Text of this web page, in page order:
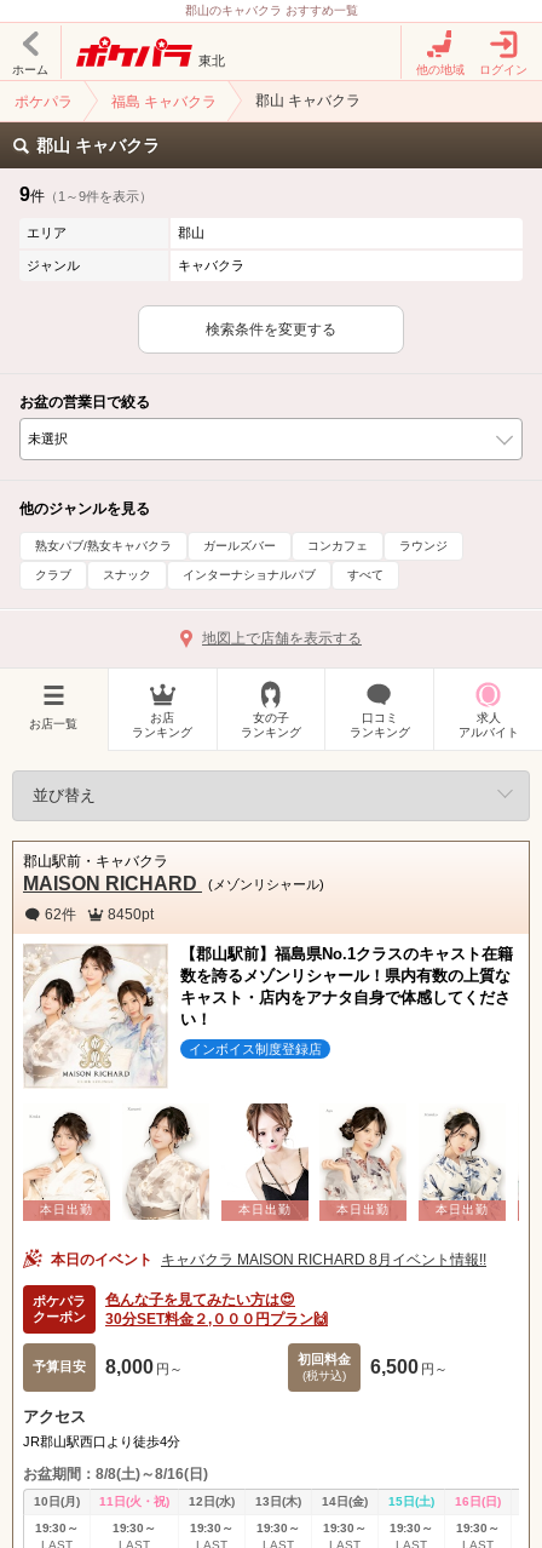
郡山のキャバクラ おすすめ一覧
ホーム
東北
他の地域 ログイン
ポケパラ 福島 キャバクラ 郡山 キャバクラ
郡山 キャバクラ
9件 （1～9件を表示）
エリア 郡山
ジャンル キャバクラ
検索条件を変更する
お盆の営業日で絞る
他のジャンルを見る
熟女パブ/熟女キャバクラ ガールズバー コンカフェ ラウンジ
クラブ スナック インターナショナルパブ すべて
地図上で店舗を表示する
お店一覧
お店
ランキング
女の子
ランキング
口コミ
ランキング
求人
アルバイト
郡山駅前・キャバクラ
MAISON RICHARD (メゾンリシャール)
62件 8450pt
【郡山駅前】福島県No.1クラスのキャスト在籍
数を誇るメゾンリシャール！県内有数の上質な
キャスト・店内をアナタ自身で体感してくださ
い！
インボイス制度登録店
本日のイベント キャバクラ MAISON RICHARD 8月イベント情報!!
ポケパラ
クーポン
色んな子を見てみたい方は😍
30分SET料金２,０００円プラン🙌
予算目安 8,000 円～
初回料金
(税サ込) 6,500 円～
アクセス
JR郡山駅西口より徒歩4分
お盆期間：8/8(土)～8/16(日)
10日(月) 11日(火・祝) 12日(水) 13日(木) 14日(金) 15日(土) 16日(日)
19:30～
LAST
19:30～
LAST
19:30～
LAST
19:30～
LAST
19:30～
LAST
19:30～
LAST
19:30～
LAST